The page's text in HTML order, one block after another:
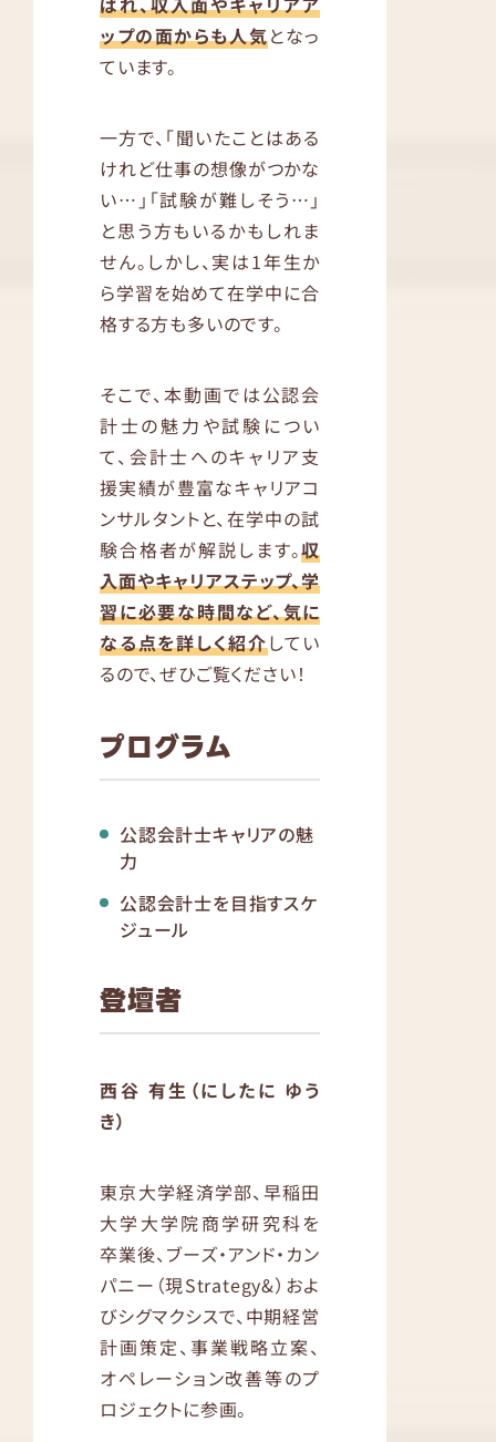
ップの面からも人気となっ
ています。
一方で、「聞いたことはある
けれど仕事の想像がつかな
い…」「試験が難しそう…」
と思う方もいるかもしれま
せん。しかし、実は1年生か
ら学習を始めて在学中に合
格する方も多いのです。
そこで、本動画では公認会
計士の魅力や試験につい
て、会計士へのキャリア支
援実績が豊富なキャリアコ
ンサルタントと、在学中の試
験合格者が解説します。収
入面やキャリアステップ、学
習に必要な時間など、気に
なる点を詳しく紹介してい
るので、ぜひご覧ください！
プログラム
公認会計士キャリアの魅
力
公認会計士を目指すスケ
ジュール
登壇者
西谷 有生（にしたに ゆう
き）
東京大学経済学部、早稲田
大学大学院商学研究科を
卒業後、ブーズ・アンド・カン
パニー（現Strategy&）およ
びシグマクシスで、中期経営
計画策定、事業戦略立案、
オペレーション改善等のプ
ロジェクトに参画。